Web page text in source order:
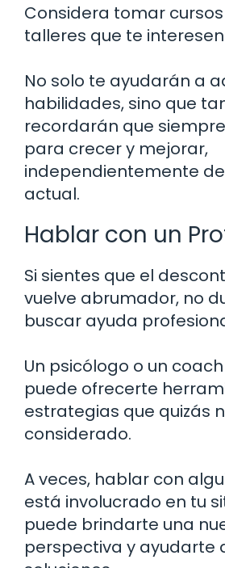
Considera tomar
talleres que te
No solo te ayudarán a
habilidades, sino que
recordarán que
para crecer y mejorar,
independientemente
actual.
Hablar con un
Si sientes que el
vuelve abrumador, no
buscar ayuda
Un psicólogo o un
puede ofrecerte
estrategias que quizás
considerado.
A veces, hablar con
está involucrado en tu
puede brindarte una
perspectiva y ayudarte